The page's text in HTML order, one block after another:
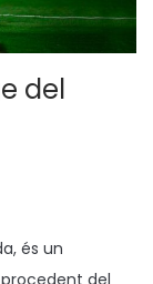
del
és un